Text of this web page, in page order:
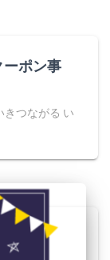
ポン事
きつながる い